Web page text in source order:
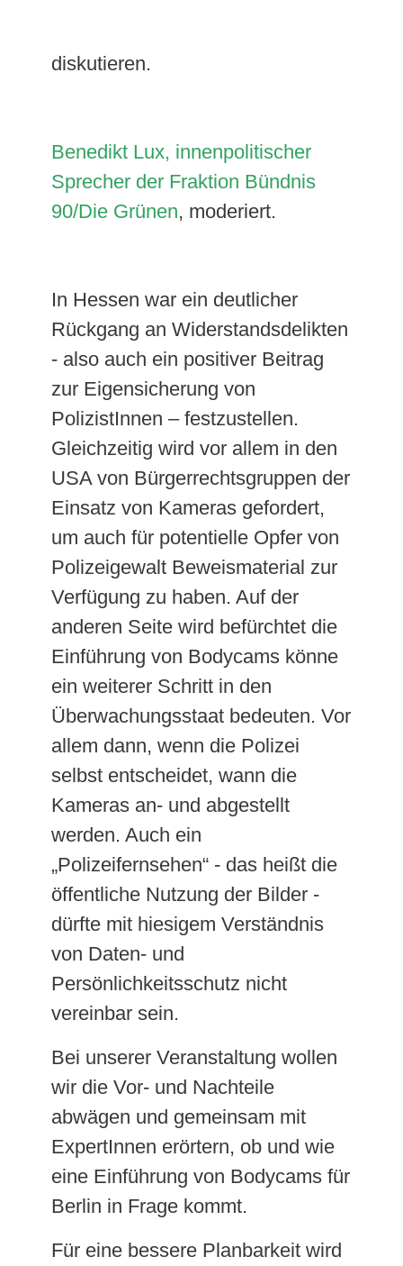
diskutieren.
Benedikt Lux, innenpolitischer
Sprecher der Fraktion Bündnis
90/Die Grünen, moderiert.
In Hessen war ein deutlicher
Rückgang an Widerstandsdelikten
- also auch ein positiver Beitrag
zur Eigensicherung von
PolizistInnen – festzustellen.
Gleichzeitig wird vor allem in den
USA von Bürgerrechtsgruppen der
Einsatz von Kameras gefordert,
um auch für potentielle Opfer von
Polizeigewalt Beweismaterial zur
Verfügung zu haben. Auf der
anderen Seite wird befürchtet die
Einführung von Bodycams könne
ein weiterer Schritt in den
Überwachungsstaat bedeuten. Vor
allem dann, wenn die Polizei
selbst entscheidet, wann die
Kameras an- und abgestellt
werden. Auch ein
„Polizeifernsehen“ - das heißt die
öffentliche Nutzung der Bilder -
dürfte mit hiesigem Verständnis
von Daten- und
Persönlichkeitsschutz nicht
vereinbar sein.
Bei unserer Veranstaltung wollen
wir die Vor- und Nachteile
abwägen und gemeinsam mit
ExpertInnen erörtern, ob und wie
eine Einführung von Bodycams für
Berlin in Frage kommt.
Für eine bessere Planbarkeit wird